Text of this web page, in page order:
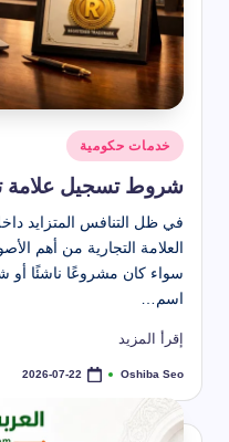
نُشر
في
خدمات حكومية
شروط تسجيل علامة
في ظل التنافس المتزايد
العلامة التجارية من أهم
سواء كان مشروعًا ناشئًا أو
اسم…
إقرأ المزيد
تمّ
بواسطة
Oshiba Seo
2026-07-22